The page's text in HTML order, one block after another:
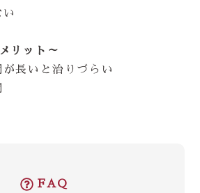
い
リット～
が長いと治りづらい
FAQ